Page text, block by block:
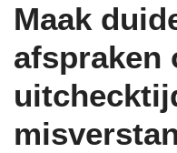
Maak
afspraken